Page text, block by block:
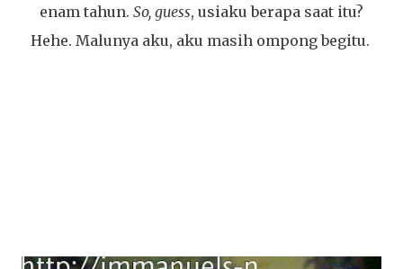
enam tahun. So, guess, usiaku berapa saat itu?
Hehe. Malunya aku, aku masih ompong begitu.